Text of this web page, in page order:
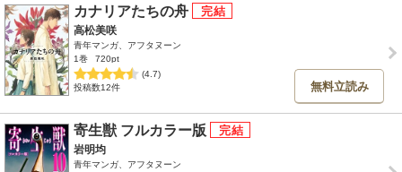
カナリアたちの舟
高松美咲
青年マンガ、アフタヌーン
1巻
720pt
(4.7)
投稿数12件
無料立読み
寄生獣 フルカラー版
岩明均
青年マンガ、アフタヌーン